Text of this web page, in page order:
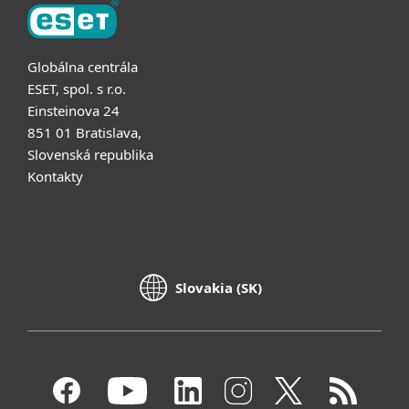
Globálna centrála
ESET, spol. s r.o.
Einsteinova 24
851 01 Bratislava,
Slovenská republika
Kontakty
Slovakia (SK)